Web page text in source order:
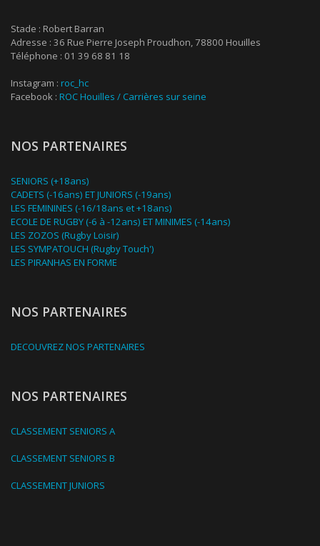
Stade : Robert Barran
Adresse : 36 Rue Pierre Joseph Proudhon, 78800 Houilles
Téléphone : 01 39 68 81 18
Instagram : roc_hc
Facebook : ROC Houilles / Carrières sur seine
NOS PARTENAIRES
SENIORS (+18ans)
CADETS (-16ans) ET JUNIORS (-19ans)
LES FEMININES (-16/18ans et +18ans)
ECOLE DE RUGBY (-6 à -12ans) ET MINIMES (-14ans)
LES ZOZOS (Rugby Loisir)
LES SYMPATOUCH (Rugby Touch')
LES PIRANHAS EN FORME
NOS PARTENAIRES
DECOUVREZ NOS PARTENAIRES
NOS PARTENAIRES
CLASSEMENT SENIORS A
CLASSEMENT SENIORS B
CLASSEMENT JUNIORS